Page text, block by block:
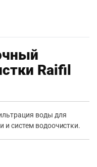
Raifil
воды для
и систем водоочистки.